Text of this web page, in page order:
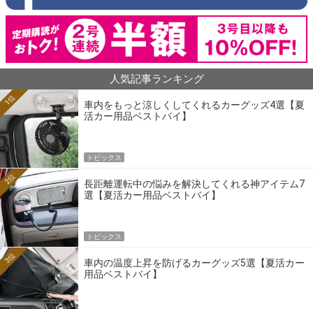
人気記事ランキング
車内をもっと涼しくしてくれるカーグッズ4選【夏
活カー用品ベストバイ】
1位
トピックス
長距離運転中の悩みを解決してくれる神アイテム7
選【夏活カー用品ベストバイ】
2位
トピックス
車内の温度上昇を防げるカーグッズ5選【夏活カー
用品ベストバイ】
3位